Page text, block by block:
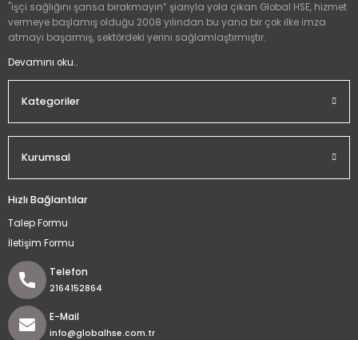
"işçi sağlığını şansa bırakmayın” şiarıyla yola çıkan Global HSE, hizmet
vermeye başlamış olduğu 2008 yılından bu yana bir çok ilke imza
atmayı başarmış, sektördeki yerini sağlamlaştırmıştır.
Devamını oku..
Kategoriler
Kurumsal
Hızlı Bağlantılar
Talep Formu
İletişim Formu
Telefon
2164152864
E-Mail
info@globalhse.com.tr